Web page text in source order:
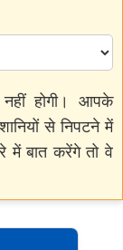
होगी। आपके
से निपटने में
बात करेंगे तो वे